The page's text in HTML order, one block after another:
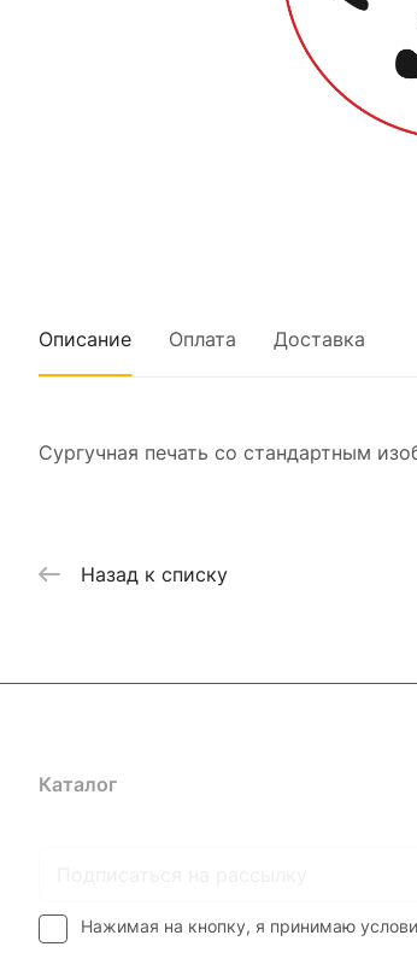
Описание Оплата Доставка
Сургучная печать со стандартным
Назад к списку
Каталог
Нажимая на кнопку, я принимаю